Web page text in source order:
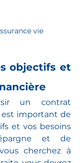
vie
objectifs et
un contrat
est important de
et vos besoins
et de
cherchez à